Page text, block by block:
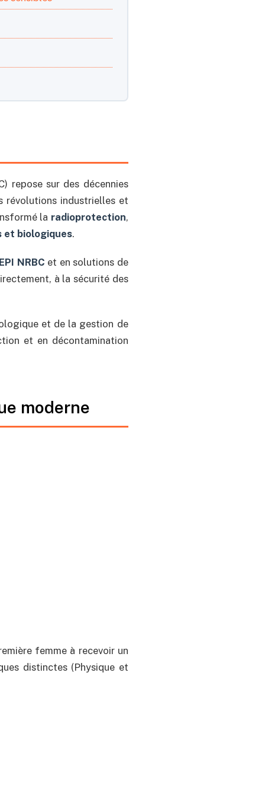
repose sur des décennies
révolutions industrielles et
la radioprotection,
et biologiques.
EPI NRBC et en solutions de
à la sécurité des
et de la gestion de
et en décontamination
moderne
femme à recevoir un
distinctes (Physique et